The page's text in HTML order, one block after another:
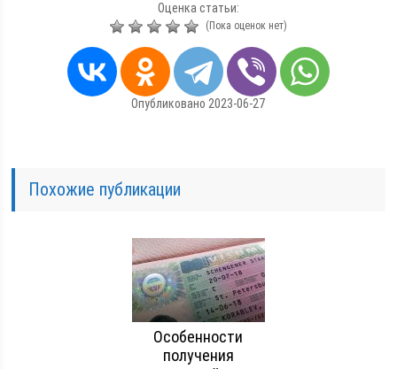
Оценка статьи:
(Пока оценок нет)
Опубликовано 2023-06-27
Похожие публикации
Особенности
получения